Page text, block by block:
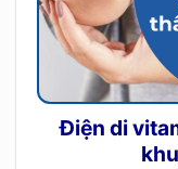
Điện di